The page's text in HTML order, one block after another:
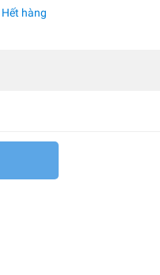
Hết hàng